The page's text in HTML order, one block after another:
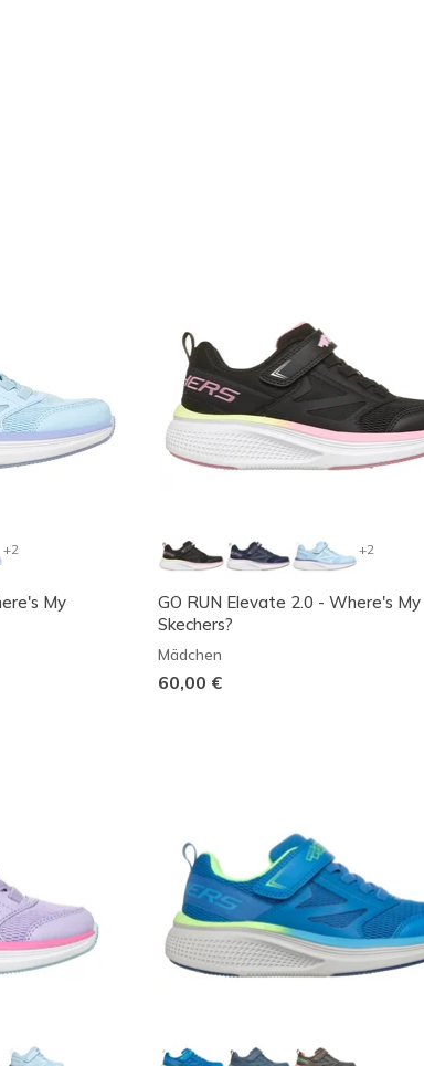
+2
My
+2
GO RUN Elevate 2.0 - Where's My
Skechers?
Mädchen
60,00 €